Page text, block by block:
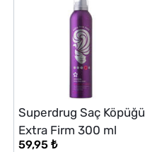
Superdrug Saç Köpüğü
Extra Firm 300 ml
59,95 ₺